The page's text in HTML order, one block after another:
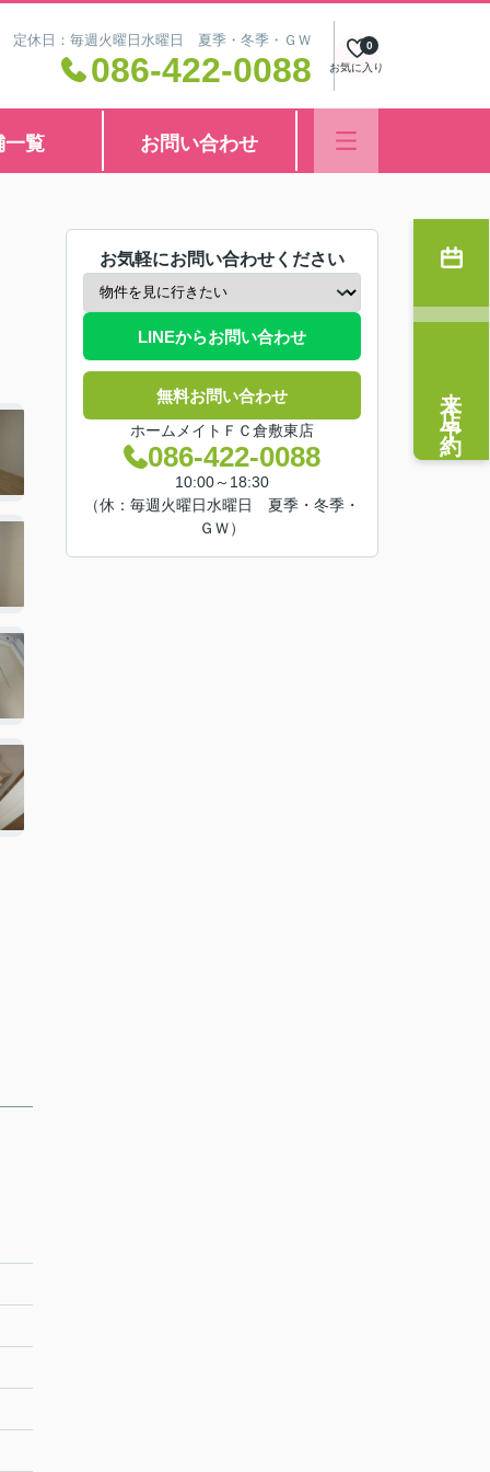
定休日：毎週火曜日水曜日 夏季・冬季・ＧＷ
086-422-0088 お気に入り
0
一覧 お問い合わせ
お気軽にお問い合わせください
LINEからお問い合わせ
無料お問い合わせ
ホームメイトＦＣ倉敷東店
086-422-0088
10:00～18:30
（休：毎週火曜日水曜日 夏季・冬季・
ＧＷ）
来店予約